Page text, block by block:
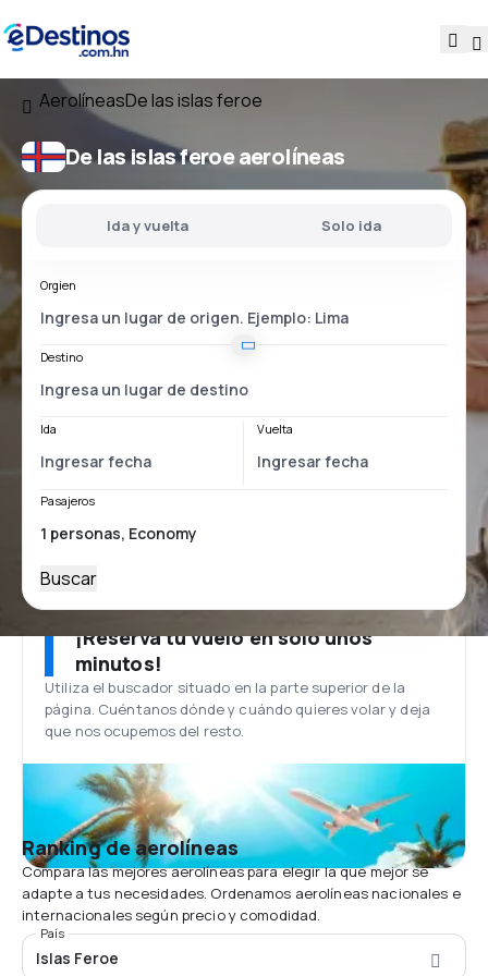
AerolíneasDe las islas feroe
De las islas feroe aerolíneas
Ida y vuelta Solo ida
Orgien
Destino
Ida Vuelta
Pasajeros
Buscar
¡Reserva tu vuelo en solo unos
minutos!
Utiliza el buscador situado en la parte superior de la
página. Cuéntanos dónde y cuándo quieres volar y deja
que nos ocupemos del resto.
Ranking de aerolíneas
Compara las mejores aerolíneas para elegir la que mejor se
adapte a tus necesidades. Ordenamos aerolíneas nacionales e
internacionales según precio y comodidad.
País
Islas Feroe